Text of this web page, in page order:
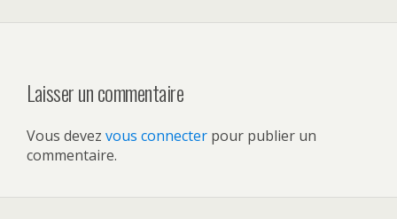
Laisser un commentaire
Vous devez vous connecter pour publier un
commentaire.